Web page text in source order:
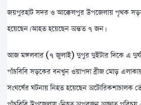
জয়পুরহাট সদর ও আক্কেলপুর উপজেলায় পৃথক সড়ক দূর্ঘটনায় ৩ জন নিহত
হয়েছেন। আহত হয়েছেন অন্তত ৭ জন।
​আজ মঙ্গলবার (৭ জুলাই) দুপুর দুইটার দিকে এ
পাঁচবিবি সড়কের বনখুন ওয়াপদা ব্রীজ মোড়
সংঘর্ষের ঘটনায় ​নিহত হয়েছেন অটোরিকশাচালক